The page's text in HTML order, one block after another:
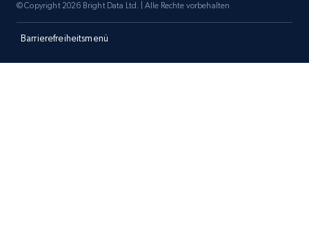
Asin, URL, Name, Sponsored, Initial price, Final
price, Currency, Sold, and more.
1.6K+ 181+ Jetzt anfangen
Barrierefreiheitsmenü
© Copyright 2026 Bright Data Ltd. | Alle Rechte vorbehalten